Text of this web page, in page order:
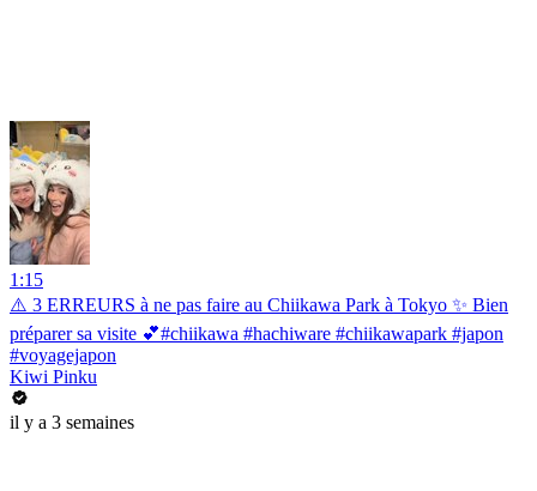
1:15
⚠️ 3 ERREURS à ne pas faire au Chiikawa Park à Tokyo ✨ Bien
préparer sa visite 💕#chiikawa #hachiware #chiikawapark #japon
#voyagejapon
Kiwi Pinku
il y a 3 semaines